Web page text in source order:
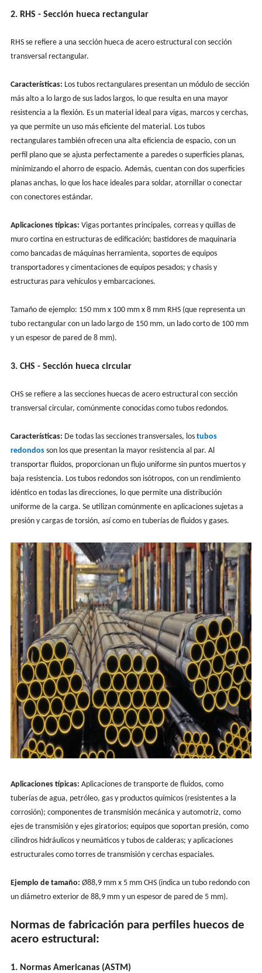
2. RHS - Sección hueca rectangular
RHS se refiere a una sección hueca de acero estructural con sección
transversal rectangular.
Características: Los tubos rectangulares presentan un módulo de sección
más alto a lo largo de sus lados largos, lo que resulta en una mayor
resistencia a la flexión. Es un material ideal para vigas, marcos y cerchas,
ya que permite un uso más eficiente del material. Los tubos
rectangulares también ofrecen una alta eficiencia de espacio, con un
perfil plano que se ajusta perfectamente a paredes o superficies planas,
minimizando el ahorro de espacio. Además, cuentan con dos superficies
planas anchas, lo que los hace ideales para soldar, atornillar o conectar
con conectores estándar.
Aplicaciones típicas: Vigas portantes principales, correas y quillas de
muro cortina en estructuras de edificación; bastidores de maquinaria
como bancadas de máquinas herramienta, soportes de equipos
transportadores y cimentaciones de equipos pesados; y chasis y
estructuras para vehículos y embarcaciones.
Tamaño de ejemplo: 150 mm x 100 mm x 8 mm RHS (que representa un
tubo rectangular con un lado largo de 150 mm, un lado corto de 100 mm
y un espesor de pared de 8 mm).
3. CHS - Sección hueca circular
CHS se refiere a las secciones huecas de acero estructural con sección
transversal circular, comúnmente conocidas como tubos redondos.
Características: De todas las secciones transversales, los tubos
redondosson los que presentan la mayor resistencia al par. Al
transportar fluidos, proporcionan un flujo uniforme sin puntos muertos y
baja resistencia. Los tubos redondos son isótropos, con un rendimiento
idéntico en todas las direcciones, lo que permite una distribución
uniforme de la carga. Se utilizan comúnmente en aplicaciones sujetas a
presión y cargas de torsión, así como en tuberías de fluidos y gases.
Aplicaciones típicas: Aplicaciones de transporte de fluidos, como
tuberías de agua, petróleo, gas y productos químicos (resistentes a la
corrosión); componentes de transmisión mecánica y automotriz, como
ejes de transmisión y ejes giratorios; equipos que soportan presión, como
cilindros hidráulicos y neumáticos y tubos de calderas; y aplicaciones
estructurales como torres de transmisión y cerchas espaciales.
Ejemplo de tamaño: Ø88,9 mm x 5 mm CHS (indica un tubo redondo con
un diámetro exterior de 88,9 mm y un espesor de pared de 5 mm).
Normas de fabricación para perfiles huecos de
acero estructural:
1. Normas Americanas (ASTM)